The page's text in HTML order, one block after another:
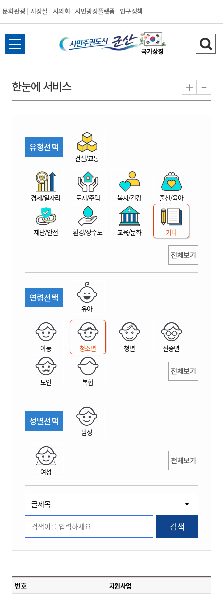
문화관광 시장실 시의회 시민광장플랫폼 인구정책
시
민
권
시
산
전
체
뉴
열
검
색
기
한눈에 서비스 + -
유형선택
건설/교통
경제/일자리 토지/주택 복지/건강 출산/육아
재난/안전 환경/상수도 교육/문화 기타
전체보기
연령선택
유아
아동 청소년 청년 신중년
노인 복합
전체보기
성별선택
남성
여성
전체보기
검색
번호 지원사업